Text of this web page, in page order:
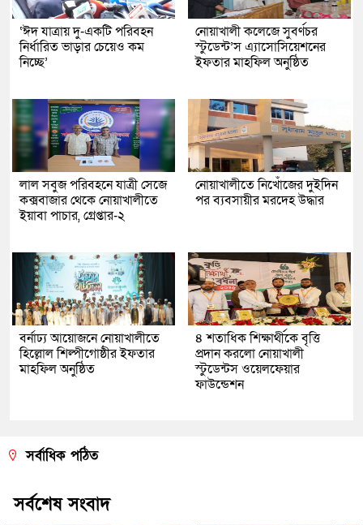
‘ঈদ যাত্রায় দু-একটি পরিবহন
নির্ধারিত ভাড়ার চেয়েও কম
নিচ্ছে’
নোয়াখালী কলেজে সুবর্ণচর
স্টুডেন্ট’স এ্যাসোসিয়েশনের
ইফতার মাহফিল অনুষ্ঠিত
লাল সবুজ পরিবহনে যাত্রী সেজে
কক্সবাজার থেকে নোয়াখালীতে
ইয়াবা পাচার, গ্রেপ্তার-২
নোয়াখালীতে নিখোঁজের দুইদিন
পর ব্যবসায়ীর মরদেহ উদ্ধার
বর্নাঢ্য আয়োজনে নোয়াখালীতে
হিল্লোল শিল্পীগোষ্ঠীর ইফতার
মাহফিল অনুষ্ঠিত
৪ শতাধিক শিক্ষার্থীকে বৃত্তি
প্রদান করলো নোয়াখালী
স্টুডেন্টস ওয়েলফেয়ার
ফাউন্ডেশন
সর্বাধিক পঠিত
সর্বশেষ সংবাদ